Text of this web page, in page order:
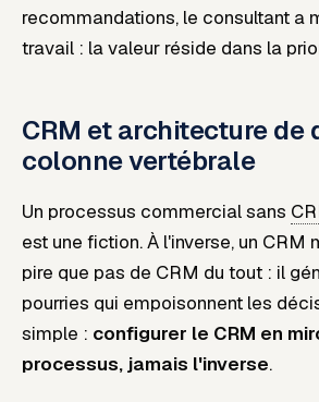
recommandations, le consultant a
travail : la valeur réside dans la
CRM et architecture de
colonne vertébrale
Un processus commercial sans
est une fiction. À l'inverse, un CRM
pire que pas de CRM du tout : il
pourries qui empoisonnent les
simple : configurer le CRM en
processus, jamais l'inverse.